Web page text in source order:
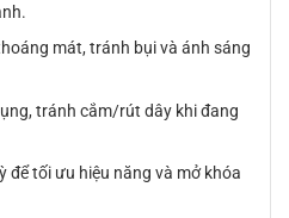
mát, tránh bụi và ánh sáng
tránh cắm/rút dây khi đang
để tối ưu hiệu năng và mở khóa